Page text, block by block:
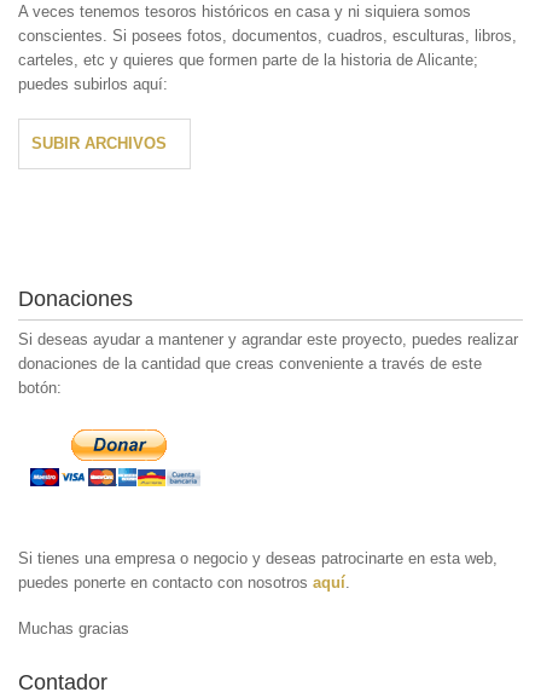
A veces tenemos tesoros históricos en casa y ni siquiera somos
conscientes. Si posees fotos, documentos, cuadros, esculturas, libros,
carteles, etc y quieres que formen parte de la historia de Alicante;
puedes subirlos aquí:
SUBIR ARCHIVOS
Donaciones
Si deseas ayudar a mantener y agrandar este proyecto, puedes realizar
donaciones de la cantidad que creas conveniente a través de este
botón:
Si tienes una empresa o negocio y deseas patrocinarte en esta web,
puedes ponerte en contacto con nosotros aquí
Muchas gracias
Contador